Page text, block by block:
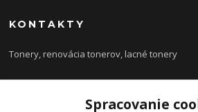
KONTAKTY
Tonery, renovácia tonerov, lacné tonery
Spracovanie